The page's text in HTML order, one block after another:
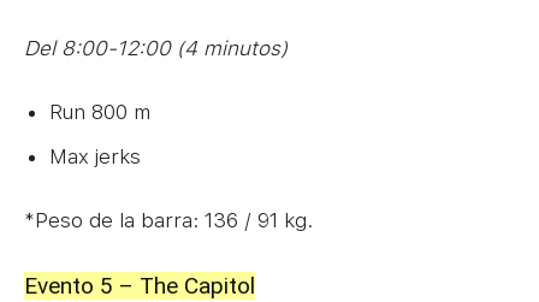
Del 8:00-12:00 (4 minutos)
Run 800 m
Max jerks
*Peso de la barra: 136 / 91 kg.
Evento 5 – The Capitol